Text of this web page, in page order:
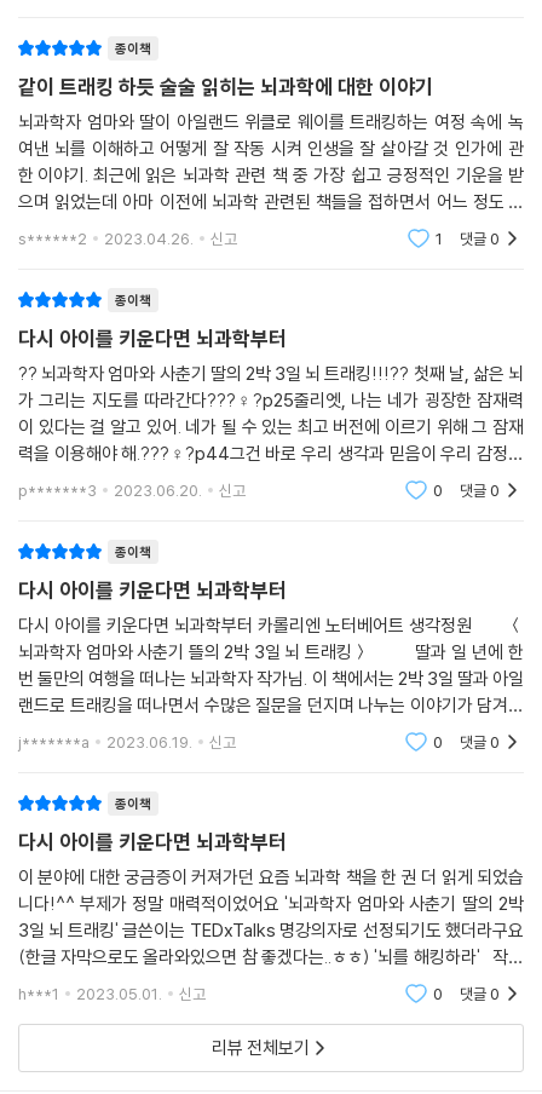
수 있어. 그 사람 혹은 그 일과 연결된 좋았던 느낌을 다시 또 경험하는 거
지. 한번 해볼래?” 내가 적극적으로 권했다.
---「변연계, 생각이 감정을 만들고 감정이 삶을 가꾼다」 중에서
“더 빠를 수도 있어! 그리고 그런 경험이 공포증으로 발전할 수도 있지. 뱀
이 위험함을 너무 직접적으로 배웠기 때문에 네 머릿속 원숭이가 뱀을 생
각만 해도 공포에 빠지게 되는 거지. 그럼 원숭이는 정신없이 비명을 지르
고 으르렁대곤 해. 뱀에 대해 생각하는 것만으로도 싸움-도주-경직 과정
뛰지.” 마리는 좀 생각하더니 말했다.
“생각 없애는 법을 빨리 알고 싶어요. 엄마의 말을 들을수록 우리 생각의
힘이 정말 막강한 거 같아요. 우리 감정과 우리 인생의 질을 좌지우지하니
까요. 그리고 가끔은 제 머릿속에 원숭이 한 마리가 아니라 큰 동물원이 들
어앉아 있는 것 같거든요.”
---「생각의 버튼을 끄고 싶다면, 편도체와 해마」 중에서
인생에서 네가 원하는 것이 무엇인지 모른다고 해서 인생의 소용돌이 속에
서 길을 잃었다고 생각하진 마. 그건 절대 아니니까. 단지 너는 지금 네 인
생을 탐구하고 있는 거지. 하지만 그렇게 탐구할 때 네 감각들을 모두 열어
두는 게 중요하단다. 머릿속에 갇혀 있지 말고 네 감각들과 함께 마음을 열
고 세상에 다가가는 게 중요하지. 지금 여기, 이 순간의 지혜에 집중하면서
말이야. 왜냐하면 그럴 때만 내면의 목소리가 너를 인도할 수 있거든.
---「삶에서 때때로 던져야 할 질문, ‘나는 어떤 사람이 되고 싶은가’」 중에
서
“받아들이지 않으면 네가 너무 힘들 거야. 변하지 않는 상황은 바꾸려 하면
할수록 대개 더 나빠지기만 하니까. 이른바 ‘역설적 반동 효과rebound ef
fect’라고 하지. 하지만 상황을 있는 그대로 받아들이면 뜻밖의 놀라운 일
이 일어날 수도 있어.”
“맞아요. 정말 다른 사람을 바꿀 수는 없어요.” 마리가 신중하게 대답했다.
“하지만 받아들일 수는 있단다. 그럼 더 이상 좌절하지 않아도 되지.” 내가
“알아차림 명상을 하는 데는 여러 방법이 있지만 기본 원칙은 다 같다고 할
숭이가 시키는 대로 우리는 말하고 듣고 행동하는데, 원숭이의 마음은 자
주 왜곡되고 조작된다. 왜곡되고 조작된 생각을 따를수록 우리는 자기 자
신으로 살지 못하고, 잠재력을 발휘하지 못할뿐더러, 불행해질 가능성이
커지는 것이다.
저자는 ‘원숭이’를 통해 ‘뇌와 생각’의 관계를 설명하는 한편, 뇌의 신경학
적 원리를 대화 속에 녹여낸다. 편도체를 중심으로 하는 변연계와 전두엽
의 연결 방식 등으로 뇌의 메커니즘을 밝혀낸다. 무엇보다 뇌는 평생 변화
된다. 몸은 성인이 되면 성장을 멈추지만, 뇌는 우리가 숨을 거두는 날까지
계속 변화한다. 바로 신경가소성이다. 뇌의 신경 세포인 뉴런은 감각기관
이 포착한 정보를 선택적으로 저장하는데, 이 경험(정보)이 뇌를 변화시킨
다. 즉 뇌의 정보 선택 과정에서 우리가 어떤 생각과 느낌을 선택하느냐에
따라 뇌는 변화할 수 있다는 것이다. 이 선택된 정보들이 쌓여 ‘지금의
나’가 만들어지는 셈인데, 저자는 여성 과학자의 예를 든다. 전통적으로 과
학은 남자아이들이 하는 거라는 말을 듣고 자란 여자아이들은 과학에 흥미
를 느낄 수 없다. 과거 뛰어난 과학자들이 대부분 남자라는 배경에는 이런
고 난다. 후천적으로 사회적 관습, 교육, 환경에 의해 길들여지면서 잠재성
과 재능이 다르게 발현될 뿐이다.
그렇다면 생각과 느낌을 어떻게 통제해야 할까. 다시 말해 쉴 새 없이 떠드
는 원숭이를 어떻게 길들일까. 저자는 뇌의 메커니즘을 긍정적(혹은 역)으
로 이용하는 방법을 제시한다. 특정 행동, 생각, 감정이 일어날 때를 알아차
리고, 새로운 생각과 새로운 경험을 주입하는 것이다. 이제껏 없었던 길을
명상 앱 ‘인사이트 타이머Insight Timer’에서 명상을 지도하고 있는 저자
는 아이가 거부감 없이 명상을 경험할 수 있도록 매일 15분씩 8주간의 핵
심 명상법을 간결하게 설명한 뒤 위클로의 지평선이 보이는 너른 바위에서
딸과 함께 시연한다.
부모는 명령하는 사람이 아니라
자녀의 인생에 동반자가 되어야 한다
부모와 자녀의 이상적인 관계는 무엇일까. 딸 마리가 어렸을 때 뇌과학자
엄마는 침대에서 그림책을 읽어주며 말하곤 했다. “이제 그만 읽고 자거
라.” 어느 날 어린 딸이 대답했다. “엄마는 명령하는 사람이 아니에요. 인생
종이책
같이 트래킹 하듯 술술 읽히는 뇌과학에 대한 이야기
뇌과학자 엄마와 딸이 아일랜드 위클로 웨이를 트래킹하는 여정 속에 녹
여낸 뇌를 이해하고 어떻게 잘 작동 시켜 인생을 잘 살아갈 것 인가에 관
한 이야기. 최근에 읽은 뇌과학 관련 책 중 가장 쉽고 긍정적인 기운을 받
으며 읽었는데 아마 이전에 뇌과학 관련된 책들을 접하면서 어느 정도 열
린 마음과 확장된 배경지식 덕분인 것 같다. 인상 깊었던 부분은 능력
s******2 2023.04.26. 신고 1 댓글0
종이책
다시 아이를 키운다면 뇌과학부터
?? 뇌과학자 엄마와 사춘기 딸의 2박 3일 뇌 트래킹!!!?? 첫째 날, 삶은 뇌
가 그리는 지도를 따라간다???♀?p25줄리엣, 나는 네가 굉장한 잠재력
이 있다는 걸 알고 있어. 네가 될 수 있는 최고 버전에 이르기 위해 그 잠재
력을 이용해야 해.???♀?p44그건 바로 우리 생각과 믿음이 우리 감정을
결정한다는 거야. 생각과 믿음은 주로 문장의 형태로 나타나니까 '믿음 문
장'이라고도 하지.?
p*******3 2023.06.20. 신고 0 댓글0
종이책
다시 아이를 키운다면 뇌과학부터
다시 아이를 키운다면 뇌과학부터 카롤리엔 노터베어트 생각정원 ＜
뇌과학자 엄마와 사춘기 뜰의 2박 3일 뇌 트래킹＞ 딸과 일 년에 한
번 둘만의 여행을 떠나는 뇌과학자 작가님. 이 책에서는 2박 3일 딸과 아일
랜드로 트래킹을 떠나면서 수많은 질문을 던지며 나누는 이야기가 담겨져
있다. 둘만의 여행은 아주 특별하다. 어린이에서 청소
j*******a 2023.06.19. 신고 0 댓글0
종이책
다시 아이를 키운다면 뇌과학부터
이 분야에 대한 궁금증이 커져가던 요즘 뇌과학 책을 한 권 더 읽게 되었습
니다!^^ 부제가 정말 매력적이었어요 '뇌과학자 엄마와 사춘기 딸의 2박
3일 뇌 트래킹' 글쓴이는 TEDxTalks 명강의자로 선정되기도 했더라구요
(한글 자막으로도 올라와있으면 참 좋겠다는..ㅎㅎ) '뇌를 해킹하라' 작가
카롤리엔 노터베어트는 딸에게 삶에 대한 설교를 늘어놓는 대신 딸과의 트
h***1 2023.05.01. 신고 0 댓글0
리뷰 전체보기